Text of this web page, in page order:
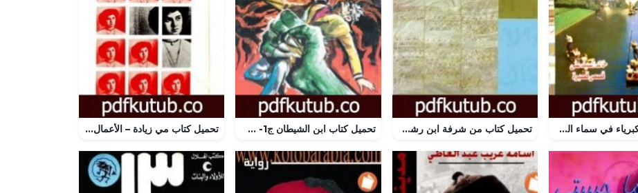
تحميل كتاب كبرياء في سماء الحب PDF تأليف خالد السيد علي مجانا [كامل] تحميل كتاب من شرفة ابن رشد PDF تأليف عبد الفتاح كيليطو مجانا [كامل] تحميل كتاب ابن الشيطان ج1- سلسلة ملف المستقبل PDF تأليف نبيل فاروق مجانا [كامل] تحميل كتاب مي زيادة – الأعمال الكاملة PDF تأليف مي زيادة مجانا [كامل]